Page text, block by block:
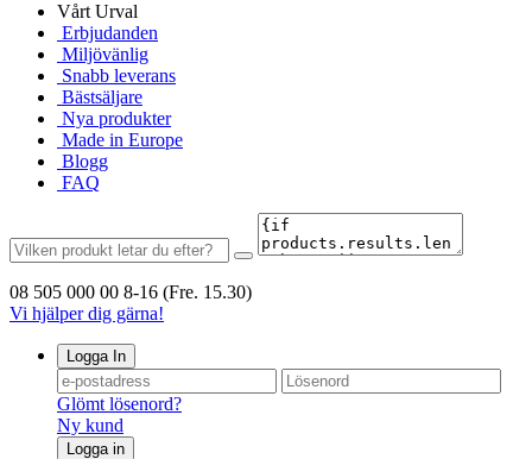
Vårt Urval
Erbjudanden
Miljövänlig
Snabb leverans
Bästsäljare
Nya produkter
Made in Europe
Blogg
FAQ
08 505 000 00 8-16 (Fre. 15.30)
Vi hjälper dig gärna!
Logga In
Glömt lösenord?
Ny kund
Logga in